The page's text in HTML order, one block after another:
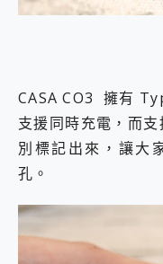
CASA CO3 擁有
支援同時充電，而
別標記出來，讓大
孔。